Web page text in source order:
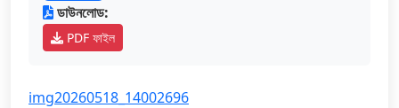
ডাউনলোড:
PDF ফাইল
img20260518_14002696